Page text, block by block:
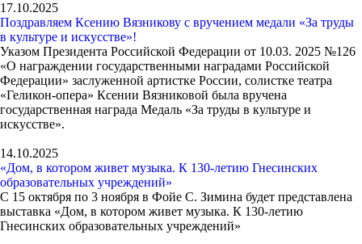
17.10.2025
Поздравляем Ксению Вязникову с вручением медали «За труды
в культуре и искусстве»!
Указом Президента Российской Федерации от 10.03. 2025 №126
«О награждении государственными наградами Российской
Федерации» заслуженной артистке России, солистке театра
«Геликон-опера» Ксении Вязниковой была вручена
государственная награда Медаль «За труды в культуре и
искусстве».
14.10.2025
«Дом, в котором живет музыка. К 130-летию Гнесинских
образовательных учреждений»
С 15 октября по 3 ноября в Фойе С. Зимина будет представлена
выставка «Дом, в котором живет музыка. К 130-летию
Гнесинских образовательных учреждений»